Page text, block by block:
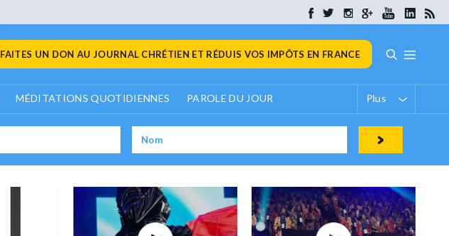
FAITES UN DON AU JOURNAL CHRÉTIEN ET RÉDUIS VOS IMPÔTS EN FRANCE
MÉDITATIONS QUOTIDIENNES PAROLE DU JOUR Plus